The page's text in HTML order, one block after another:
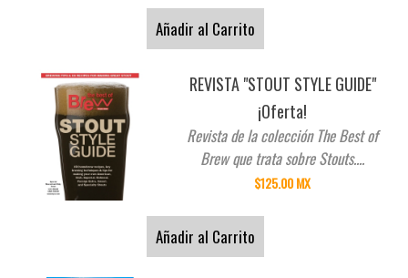
Añadir al Carrito
REVISTA "STOUT STYLE GUIDE"
¡Oferta!
Revista de la colección The Best of
Brew que trata sobre Stouts....
$125.00 MX
Añadir al Carrito